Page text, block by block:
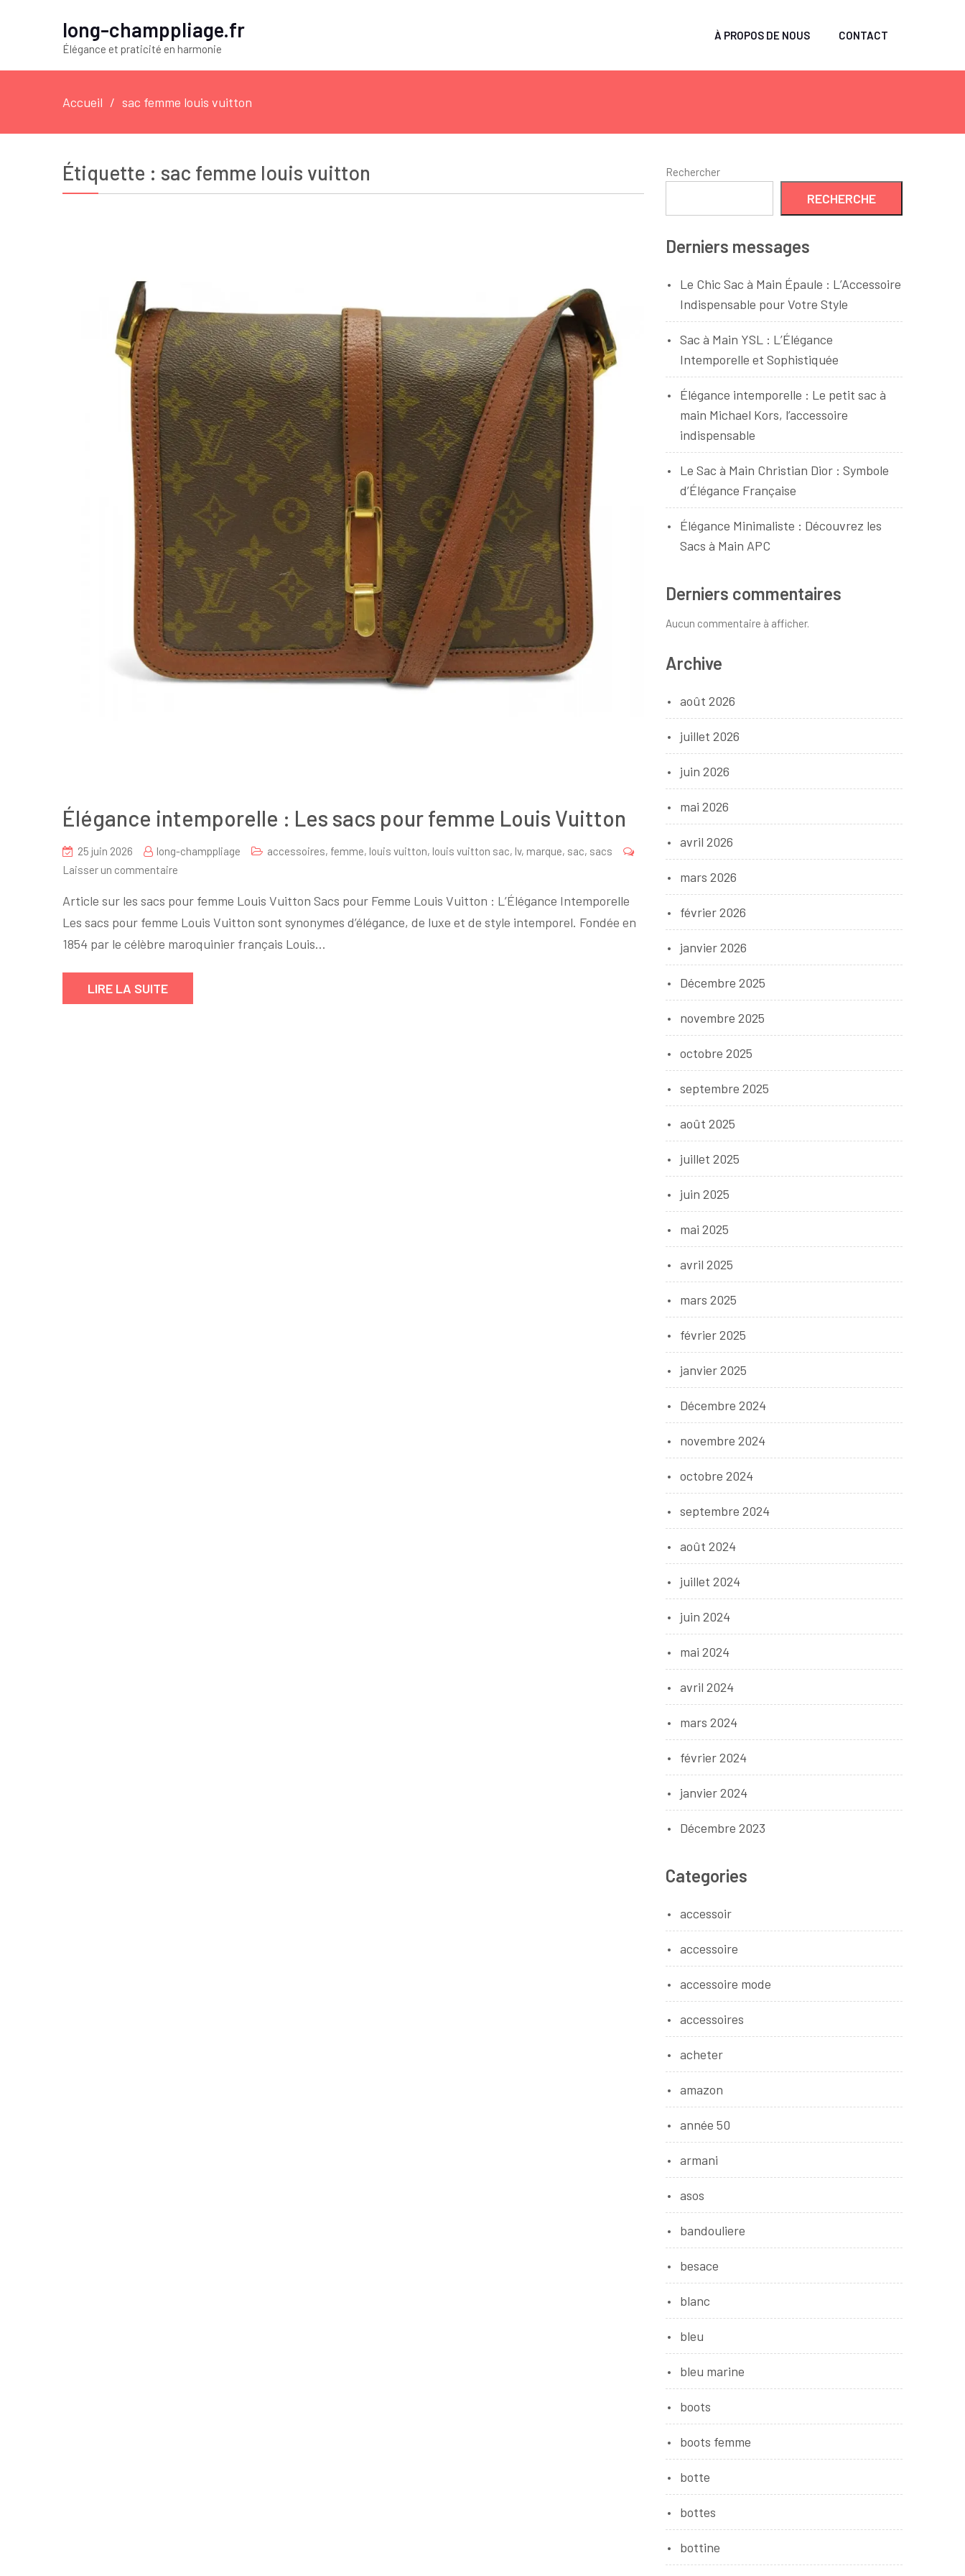
long-champpliage.fr
Élégance et praticité en harmonie
À PROPOS DE NOUS CONTACT
Accueil sac femme louis vuitton
Étiquette : sac femme louis vuitton
Élégance intemporelle : Les sacs pour femme Louis Vuitton
25 juin 2026 long-champpliage accessoires, femme, louis vuitton, louis vuitton sac, lv, marque, sac, sacs
Laisser un commentaire
intemporelle
Les
Article sur les sacs pour femme Louis Vuitton Sacs pour Femme Louis Vuitton : L’Élégance Intemporelle
Les sacs pour femme Louis Vuitton sont synonymes d’élégance, de luxe et de style intemporel. Fondée en
1854 par le célèbre maroquinier français Louis…
LIRE LA SUITE
Rechercher
RECHERCHE
Derniers messages
Le Chic Sac à Main Épaule : L’Accessoire
Indispensable pour Votre Style
Sac à Main YSL : L’Élégance
Intemporelle et Sophistiquée
Élégance intemporelle : Le petit sac à
main Michael Kors, l’accessoire
indispensable
Le Sac à Main Christian Dior : Symbole
d’Élégance Française
Élégance Minimaliste : Découvrez les
Sacs à Main APC
Derniers commentaires
Aucun commentaire à afficher.
Archive
août 2026
juillet 2026
juin 2026
mai 2026
avril 2026
mars 2026
février 2026
janvier 2026
Décembre 2025
novembre 2025
octobre 2025
septembre 2025
août 2025
juillet 2025
juin 2025
mai 2025
avril 2025
mars 2025
février 2025
janvier 2025
Décembre 2024
novembre 2024
octobre 2024
septembre 2024
août 2024
juillet 2024
juin 2024
mai 2024
avril 2024
mars 2024
février 2024
janvier 2024
Décembre 2023
Categories
accessoir
accessoire
accessoire mode
accessoires
acheter
amazon
année 50
armani
asos
bandouliere
besace
blanc
bleu
bleu marine
boots
boots femme
botte
bottes
bottine